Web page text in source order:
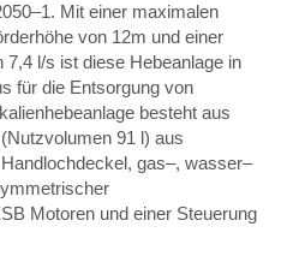
Mit einer maximalen
von 12m und einer
l/s ist diese Hebeanlage in
für die Entsorgung von
besteht aus
91 l) aus
gas–, wasser–
Motoren und einer Steuerung